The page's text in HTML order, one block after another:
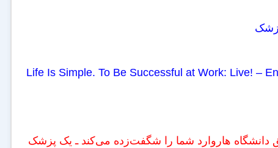
Life Is Simple. To Be Successful at Work: Live! –
دانشگاه هاروارد شما را شگفت‌زده می‌کند ـ یک پزشک